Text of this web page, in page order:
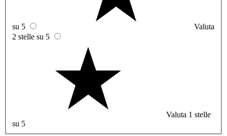
su 5
Valuta
2 stelle su 5
Valuta 1 stelle
su 5